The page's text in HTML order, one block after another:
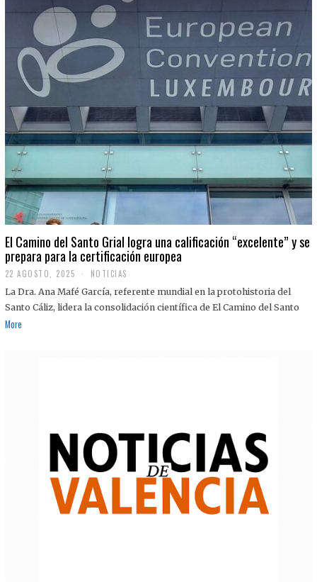
El Camino del Santo Grial logra una calificación “excelente” y se
prepara para la certificación europea
22 AGOSTO, 2025
2
A
G
NOTICIAS
La Dra. Ana Mafé García, referente mundial en la protohistoria del
Santo Cáliz, lidera la consolidación científica de El Camino del Santo
More